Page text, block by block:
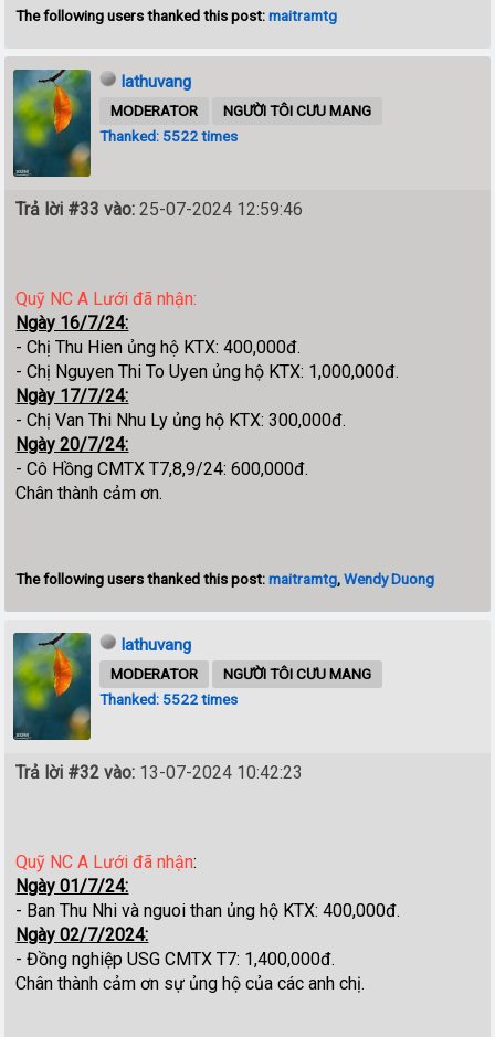
The following users thanked this post:maitramtg
lathuvang
MODERATOR
NGƯỜI TÔI CƯU MANG
Thanked: 5522 times
Trả lời #33 vào: 25-07-2024 12:59:46
Quỹ NC A Lưới đã nhận:
Ngày 16/7/24:
- Chị Thu Hien ủng hộ KTX: 400,000đ.
- Chị Nguyen Thi To Uyen ủng hộ KTX: 1,000,000đ.
Ngày 17/7/24:
- Chị Van Thi Nhu Ly ủng hộ KTX: 300,000đ.
Ngày 20/7/24:
- Cô Hồng CMTX T7,8,9/24: 600,000đ.
Chân thành cảm ơn.
The following users thanked this post:maitramtg,Wendy Duong
lathuvang
MODERATOR
NGƯỜI TÔI CƯU MANG
Thanked: 5522 times
Trả lời #32 vào: 13-07-2024 10:42:23
Quỹ NC A Lưới đã nhận:
Ngày 01/7/24:
- Ban Thu Nhi và nguoi than ủng hộ KTX: 400,000đ.
Ngày 02/7/2024:
- Đồng nghiệp USG CMTX T7: 1,400,000đ.
Chân thành cảm ơn sự ủng hộ của các anh chị.